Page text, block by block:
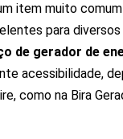
item muito
para
de gerador de
acessibilidade,
como na Bira